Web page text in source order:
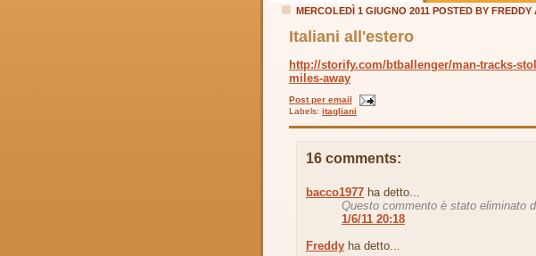
MERCOLEDÌ 1 GIUGNO 2011 POSTED BY FREDDY
Italiani all'estero
http://storify.com/btballenger/man-tracks-
miles-away
Post per email
Labels: itagliani
16 comments:
bacco1977 ha detto...
Questo commento è stato eliminato
1/6/11 20:18
Freddy ha detto...